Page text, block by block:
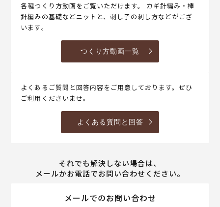
各種つくり方動画をご覧いただけます。 カギ針編み・棒
針編みの基礎などニットと、刺し子の刺し方などがござ
います。
つくり方動画一覧
よくあるご質問と回答内容をご用意しております。ぜひ
ご利用くださいませ。
よくある質問と回答
それでも解決しない場合は、
メールかお電話でお問い合わせください。
メールでのお問い合わせ